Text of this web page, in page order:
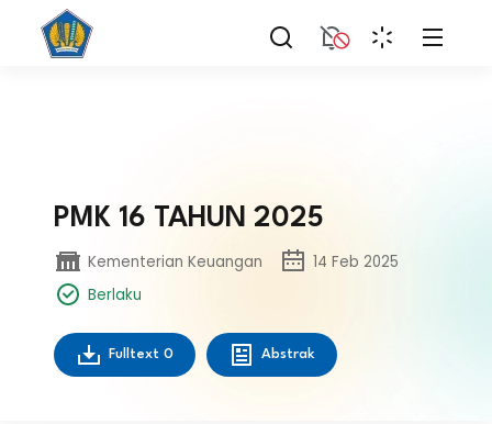
PMK 16 TAHUN 2025
Kementerian Keuangan
14 Feb 2025
Berlaku
Fulltext 0 Abstrak